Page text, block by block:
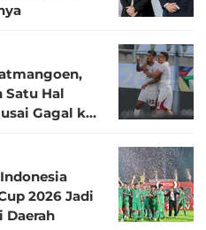
Satu Hal
Gagal ke
2026 Jadi
Daerah